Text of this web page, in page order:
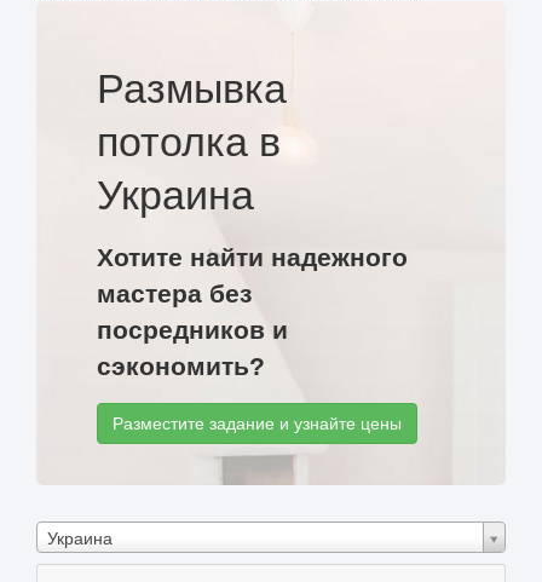
Размывка
потолка в
Украина
Хотите найти надежного
мастера без
посредников и
сэкономить?
Разместите задание и узнайте цены
Украина